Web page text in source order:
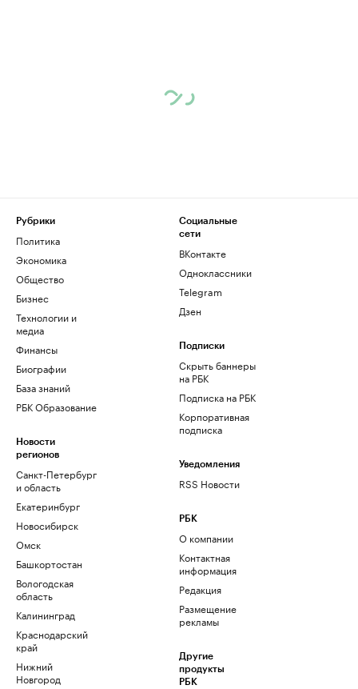
Рубрики
Политика
Экономика
Общество
Бизнес
Технологии и
медиа
Финансы
Биографии
База знаний
РБК Образование
Новости
регионов
Санкт-Петербург
и область
Екатеринбург
Новосибирск
Омск
Башкортостан
Вологодская
область
Калининград
Краснодарский
край
Нижний
Новгород
Социальные
сети
ВКонтакте
Одноклассники
Telegram
Дзен
Подписки
Скрыть баннеры
на РБК
Подписка на РБК
Корпоративная
подписка
Уведомления
RSS Новости
РБК
О компании
Контактная
информация
Редакция
Размещение
рекламы
Другие
продукты
РБК